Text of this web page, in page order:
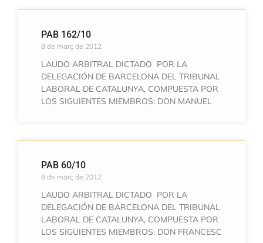
PAB 162/10
8 de març de 2012
LAUDO ARBITRAL DICTADO POR LA
DELEGACIÓN DE BARCELONA DEL TRIBUNAL
LABORAL DE CATALUNYA, COMPUESTA POR
LOS SIGUIENTES MIEMBROS: DON MANUEL
PAB 60/10
8 de març de 2012
LAUDO ARBITRAL DICTADO POR LA
DELEGACIÓN DE BARCELONA DEL TRIBUNAL
LABORAL DE CATALUNYA, COMPUESTA POR
LOS SIGUIENTES MIEMBROS: DON FRANCESC